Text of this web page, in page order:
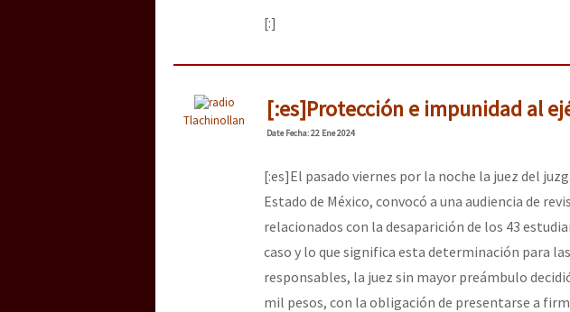
[:]
Tlachinollan [:es]Protección e impunidad al
DateFecha: 22 Ene 2024
[:es]El pasado viernes por la noche la juez del
Estado de México, convocó a una audiencia de
relacionados con la desaparición de los 43
caso y lo que significa esta determinación para
responsables, la juez sin mayor preámbulo
mil pesos, con la obligación de presentarse a